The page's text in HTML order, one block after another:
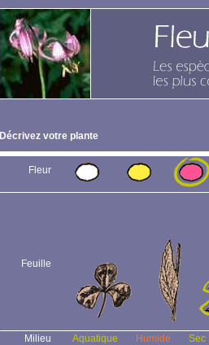
Décrivez votre plante
Fleur
Feuille
Milieu Aquatique Humide
Sec